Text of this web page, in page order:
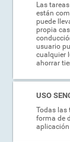
Las
están
puede
propia
usuario
cualquier
ahorrar
USO
Todas las
forma de